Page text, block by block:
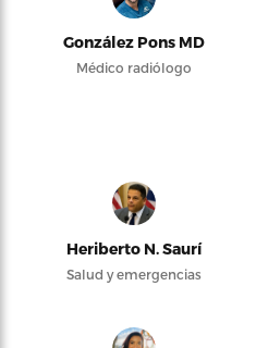
González Pons MD
Médico radiólogo
Heriberto N. Saurí
Salud y emergencias